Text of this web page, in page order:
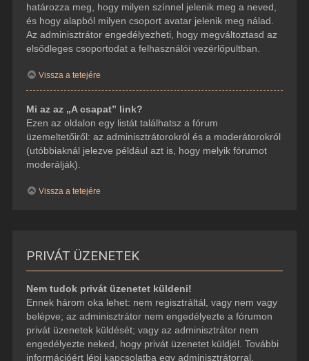
határozza meg, hogy milyen színnel jelenik meg a neved,
és hogy alapból milyen csoport avatar jelenik meg nálad.
Az adminisztrátor engedélyezheti, hogy megváltoztasd az
elsődleges csoportodat a felhasználói vezérlőpultban.
Vissza a tetejére
Mi az az „A csapat” link?
Ezen az oldalon egy listát találhatsz a fórum
üzemeltetőiről: az adminisztrátorokról és a moderátorokról
(utóbbiaknál jelezve például azt is, hogy melyik fórumot
moderálják).
Vissza a tetejére
PRIVÁT ÜZENETEK
Nem tudok privát üzenetet küldeni!
Ennek három oka lehet: nem regisztráltál, vagy nem vagy
belépve; az adminisztrátor nem engedélyezte a fórumon
privát üzenetek küldését; vagy az adminisztrátor nem
engedélyezte neked, hogy privát üzenetet küldjél. További
információért lépj kapcsolatba egy adminisztrátorral.